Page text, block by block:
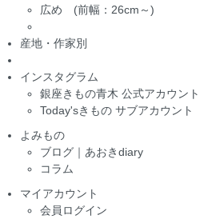
広め (前幅：26cm～)
産地・作家別
インスタグラム
銀座きもの青木 公式アカウント
Today'sきもの サブアカウント
よみもの
ブログ｜あおきdiary
コラム
マイアカウント
会員ログイン